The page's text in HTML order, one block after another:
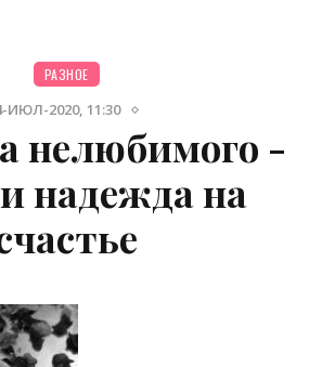
РАЗНОЕ
ИЮЛ-2020, 11:30
нелюбимого -
надежда на